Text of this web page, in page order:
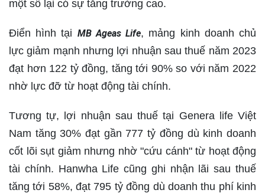
một số lại có sự tăng trưởng cao.
Điển hình tại MB Ageas Life, mảng kinh doanh chủ
lực giảm mạnh nhưng lợi nhuận sau thuế năm 2023
đạt hơn 122 tỷ đồng, tăng tới 90% so với năm 2022
nhờ lực đỡ từ hoạt động tài chính.
Tương tự, lợi nhuận sau thuế tại Genera life Việt
Nam tăng 30% đạt gần 777 tỷ đồng dù kinh doanh
cốt lõi sụt giảm nhưng nhờ "cứu cánh" từ hoạt động
tài chính. Hanwha Life cũng ghi nhận lãi sau thuế
tăng tới 58%, đạt 795 tỷ đồng dù doanh thu phí kinh